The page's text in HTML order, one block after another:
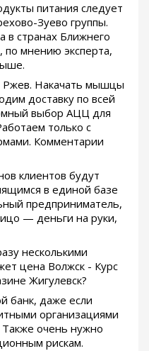
питания следует
Зуево группы.
в странах Ближнего
по мнению эксперта,
Накачать мышцы
доставку по всей
выбор АЦЦ для
только с
Комментарии
клиентов будут
в единой базе
предприниматель,
— деньги на руки,
несколькими
цена Волжск - Курс
Жигулевск?
банк, даже если
организациями
очень нужно
рискам.